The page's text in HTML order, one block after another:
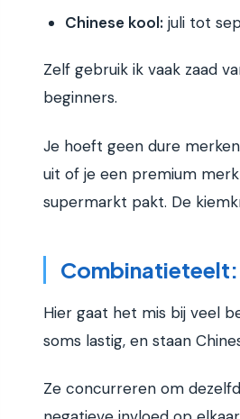
Chinese kool: juli tot
Zelf gebruik ik vaak zaad
beginners.
Je hoeft geen dure
uit of je een premium
supermarkt pakt. De
Combinatieteelt:
Hier gaat het mis bij veel
soms lastig, en staan
Ze concurreren om